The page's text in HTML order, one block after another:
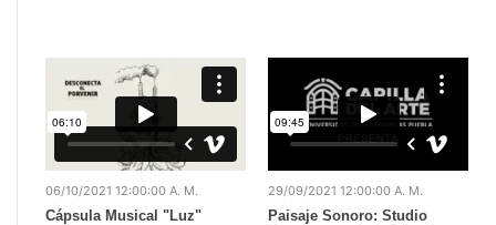
06/10/2021 12:00:00 A. M.
Cápsula Musical "Luz"
29/09/2021 12:00:00 A. M.
Paisaje Sonoro: Studio